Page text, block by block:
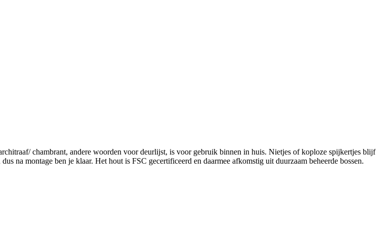
chambrant, andere woorden voor deurlijst, is voor gebruik binnen in huis. Nietjes of koploze spijkertjes blijf
na montage ben je klaar. Het hout is FSC gecertificeerd en daarmee afkomstig uit duurzaam beheerde bossen.